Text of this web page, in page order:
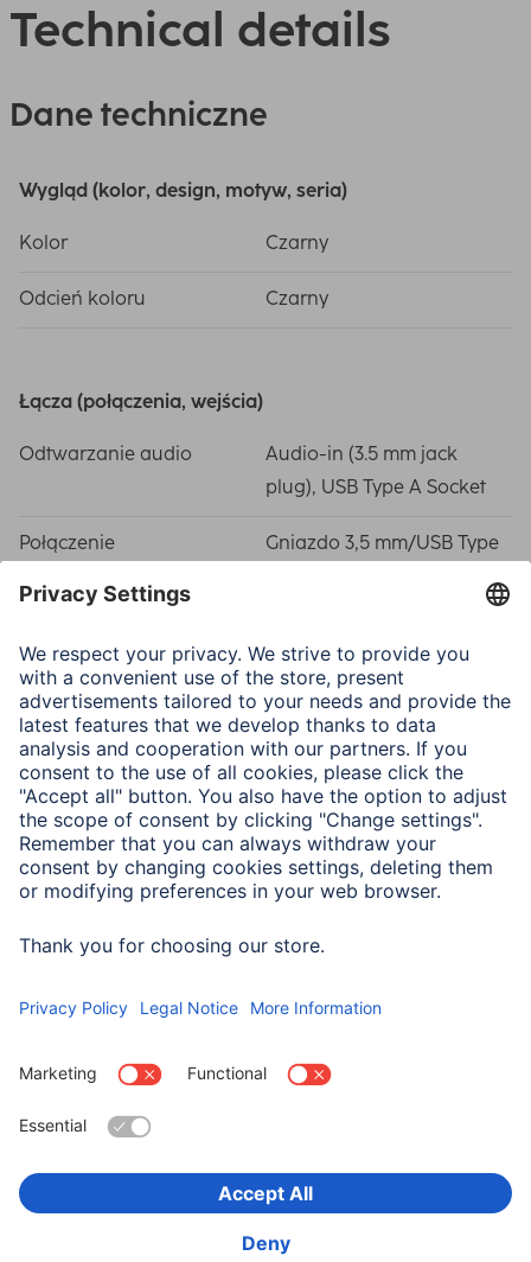
Technical details
Dane techniczne
Wygląd (kolor, design, motyw, seria)
Kolor Czarny
Odcień koloru Czarny
Łącza (połączenia, wejścia)
Odtwarzanie audio
Audio-in (3.5 mm jack
plug), USB Type A Socket
Połączenie
Gniazdo 3,5 mm/USB Type
Połączenie Bluetooth
Zasięg 10 m
Właściwości elektrotechniczne
Napięcie 7,4 V
Wybierz kraj
Bezpieczeństwo i ochrona danych